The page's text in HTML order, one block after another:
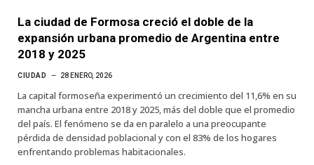
La ciudad de Formosa creció el doble de la
expansión urbana promedio de Argentina entre
2018 y 2025
CIUDAD 28 ENERO, 2026
La capital formoseña experimentó un crecimiento del 11,6% en su
mancha urbana entre 2018 y 2025, más del doble que el promedio
del país. El fenómeno se da en paralelo a una preocupante
pérdida de densidad poblacional y con el 83% de los hogares
enfrentando problemas habitacionales.